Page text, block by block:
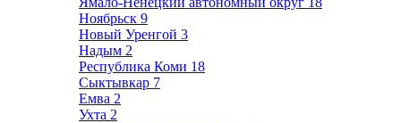
Ноябрьск 9
Новый Уренгой 3
Надым 2
Республика Коми 18
Сыктывкар 7
Емва 2
Ухта 2